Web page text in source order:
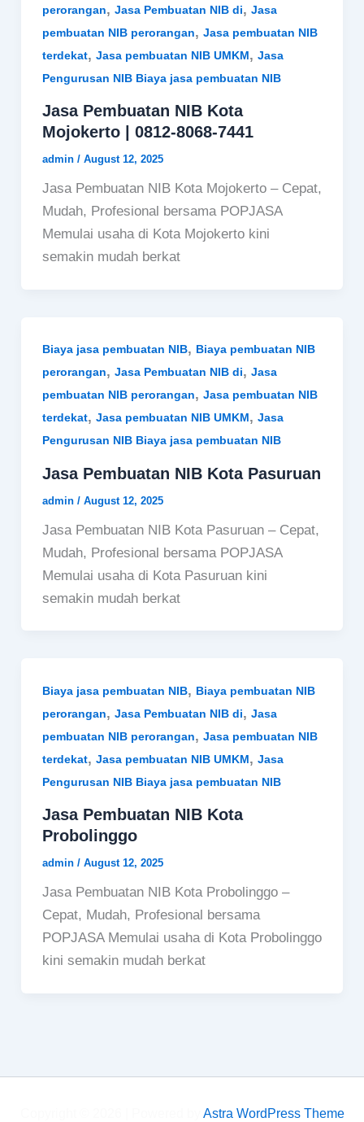
perorangan, Jasa Pembuatan NIB di, Jasa
pembuatan NIB perorangan, Jasa pembuatan NIB
terdekat, Jasa pembuatan NIB UMKM, Jasa
Pengurusan NIB Biaya jasa pembuatan NIB
Jasa Pembuatan NIB Kota
Mojokerto | 0812-8068-7441
admin / August 12, 2025
Jasa Pembuatan NIB Kota Mojokerto – Cepat,
Mudah, Profesional bersama POPJASA
Memulai usaha di Kota Mojokerto kini
semakin mudah berkat
Biaya jasa pembuatan NIB, Biaya pembuatan NIB
perorangan, Jasa Pembuatan NIB di, Jasa
pembuatan NIB perorangan, Jasa pembuatan NIB
terdekat, Jasa pembuatan NIB UMKM, Jasa
Pengurusan NIB Biaya jasa pembuatan NIB
Jasa Pembuatan NIB Kota Pasuruan
admin / August 12, 2025
Jasa Pembuatan NIB Kota Pasuruan – Cepat,
Mudah, Profesional bersama POPJASA
Memulai usaha di Kota Pasuruan kini
semakin mudah berkat
Biaya jasa pembuatan NIB, Biaya pembuatan NIB
perorangan, Jasa Pembuatan NIB di, Jasa
pembuatan NIB perorangan, Jasa pembuatan NIB
terdekat, Jasa pembuatan NIB UMKM, Jasa
Pengurusan NIB Biaya jasa pembuatan NIB
Jasa Pembuatan NIB Kota
Probolinggo
admin / August 12, 2025
Jasa Pembuatan NIB Kota Probolinggo –
Cepat, Mudah, Profesional bersama
POPJASA Memulai usaha di Kota Probolinggo
kini semakin mudah berkat
Astra WordPress Theme